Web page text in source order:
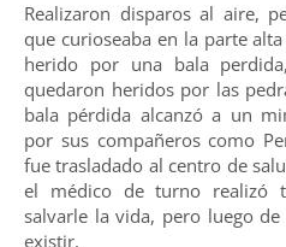
Realizaron disparos al aire,
que curioseaba en la parte
herido por una bala
quedaron heridos por las
bala pérdida alcanzó a un
por sus compañeros como
fue trasladado al centro de
el médico de turno realizó
salvarle la vida, pero luego
existir.